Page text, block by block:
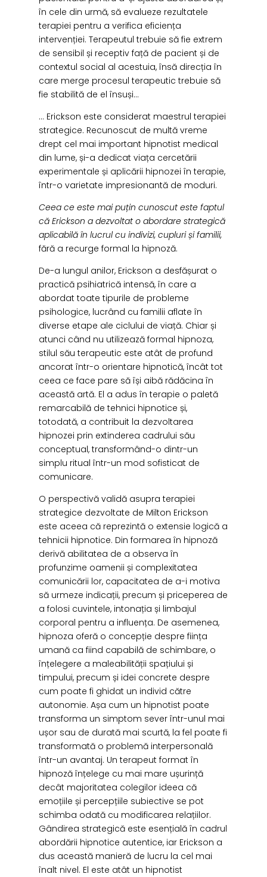
în cele din urmă, să evalueze rezultatele
terapiei pentru a verifica eficiența
intervenției. Terapeutul trebuie să fie extrem
de sensibil și receptiv față de pacient și de
contextul social al acestuia, însă direcția în
care merge procesul terapeutic trebuie să
fie stabilită de el însuși…
… Erickson este considerat maestrul terapiei
strategice. Recunoscut de multă vreme
drept cel mai important hipnotist medical
din lume, și-a dedicat viața cercetării
experimentale și aplicării hipnozei în terapie,
într-o varietate impresionantă de moduri.
Ceea ce este mai puțin cunoscut este faptul
că Erickson a dezvoltat o abordare strategică
aplicabilă în lucrul cu indivizi, cupluri și familii,
fără a recurge formal la hipnoză.
De-a lungul anilor, Erickson a desfășurat o
practică psihiatrică intensă, în care a
abordat toate tipurile de probleme
psihologice, lucrând cu familii aflate în
diverse etape ale ciclului de viață. Chiar și
atunci când nu utilizează formal hipnoza,
stilul său terapeutic este atât de profund
ancorat într-o orientare hipnotică, încât tot
ceea ce face pare să își aibă rădăcina în
această artă. El a adus în terapie o paletă
remarcabilă de tehnici hipnotice și,
totodată, a contribuit la dezvoltarea
hipnozei prin extinderea cadrului său
conceptual, transformând-o dintr-un
simplu ritual într-un mod sofisticat de
comunicare.
O perspectivă validă asupra terapiei
strategice dezvoltate de Milton Erickson
este aceea că reprezintă o extensie logică a
tehnicii hipnotice. Din formarea în hipnoză
derivă abilitatea de a observa în
profunzime oamenii și complexitatea
comunicării lor, capacitatea de a-i motiva
să urmeze indicații, precum și priceperea de
a folosi cuvintele, intonația și limbajul
corporal pentru a influența. De asemenea,
hipnoza oferă o concepție despre ființa
umană ca fiind capabilă de schimbare, o
înțelegere a maleabilității spațiului și
timpului, precum și idei concrete despre
cum poate fi ghidat un individ către
autonomie. Așa cum un hipnotist poate
transforma un simptom sever într-unul mai
ușor sau de durată mai scurtă, la fel poate fi
transformată o problemă interpersonală
într-un avantaj. Un terapeut format în
hipnoză înțelege cu mai mare ușurință
decât majoritatea colegilor ideea că
emoțiile și percepțiile subiective se pot
schimba odată cu modificarea relațiilor.
Gândirea strategică este esențială în cadrul
abordării hipnotice autentice, iar Erickson a
dus această manieră de lucru la cel mai
înalt nivel. El este atât un hipnotist